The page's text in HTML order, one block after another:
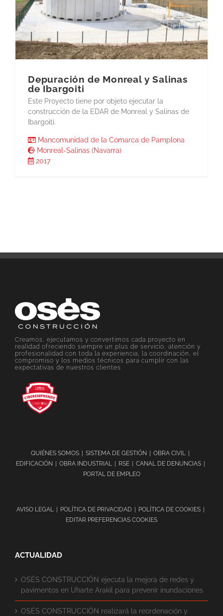
Depuración de Monreal y Salinas
de Ibargoiti
Este Proyecto tiene por objeto ejecutar la
construcción de la EDAR de Monreal y Salinas de
Ibargoiti.
Mancomunidad de la Comarca de Pamplona
Monreal-Salinas (Navarra)
2017
Creamos, ejecutamos y convertimos cada proyecto en
realidad ofreciendo siempre un plus de servicio, atención y
profesionalidad con toda la experiencia, la coordinación, el
compromiso y los medios técnicos para cumplir con las
expectativas de nuestros clientes
QUIÉNES SOMOS SISTEMA DE GESTIÓN
OBRA CIVIL
EDIFICACIÓN
OBRA INDUSTRIAL RSE
CANAL DE DENUNCIAS
PORTAL DE EMPLEO
AVISO LEGAL POLÍTICA DE PRIVACIDAD
POLÍTICA DE COOKIES
EDITAR PREFERENCIAS COOKIES
ACTUALIDAD
OSÉS CONSTRUCCIÓN ejecuta la mejora de redes y
pavimentos en Uharte Arakil para prevenir inundaciones
OSÉS CONSTRUCCIÓN realizará la reordenación y